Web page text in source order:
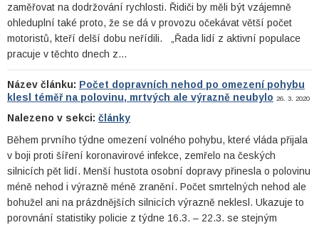
zaměřovat na dodržování rychlosti. Řidiči by měli být vzájemně
ohleduplní také proto, že se dá v provozu očekávat větší počet
motoristů, kteří delší dobu neřídili. „Řada lidí z aktivní populace
pracuje v těchto dnech z…
Název článku: Počet dopravních nehod po omezení pohybu
klesl téměř na polovinu, mrtvých ale výrazně neubylo 26. 3. 2020
Nalezeno v sekci: články
Během prvního týdne omezení volného pohybu, které vláda přijala
v boji proti šíření koronavirové infekce, zemřelo na českých
silnicích pět lidí. Menší hustota osobní dopravy přinesla o polovinu
méně nehod i výrazně méně zranění. Počet smrtelných nehod ale
bohužel ani na prázdnějších silnicích výrazně neklesl. Ukazuje to
porovnání statistiky policie z týdne 16.3. – 22.3. se stejným